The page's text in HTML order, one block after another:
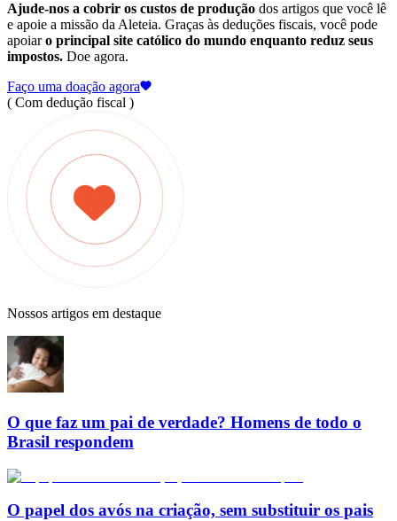
Ajude-nos a cobrir os custos de produção dos artigos que você lê
e apoie a missão da Aleteia. Graças às deduções fiscais, você pode
apoiaro principal site católico do mundo enquanto reduz seus
impostos. Doe agora.
Faço uma doação agora
( Com dedução fiscal )
Nossos artigos em destaque
O que faz um pai de verdade? Homens de todo o
Brasil respondem
O papel dos avós na criação, sem substituir os pais